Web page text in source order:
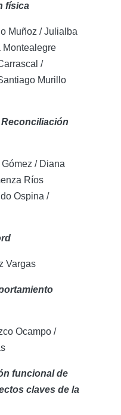
física
Muñoz / Julialba
Montealegre
/
Murillo
/ Diana
Ríos
Ospina /
Vargas
Ocampo /
funcional de
claves de la